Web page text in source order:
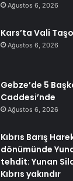
Ağustos 6, 2026
Kars’ta Vali
Ağustos 6, 2026
Gebze’de 5
Caddesi’nde
Ağustos 6, 2026
Kıbrıs Barış
dönümünde
tehdit: Yunan
Kıbrıs yakındır